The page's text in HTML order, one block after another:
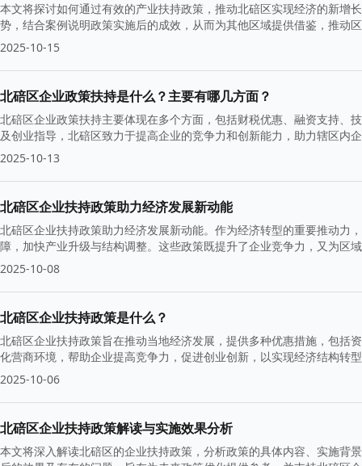
本文将探讨如何通过有效的产业扶持政策，推动北碚区实现经济的新增
势，结合案例说明政策实施后的成效，从而为其他区域提供借鉴，推动
2025-10-15
北碚区企业政策扶持是什么？主要有哪几方面？
北碚区企业政策扶持主要体现在多个方面，包括财税优惠、融资支持、
及创业指导，北碚区致力于提高企业的竞争力和创新能力，助力辖区内
2025-10-13
北碚区企业扶持政策助力经济发展新动能
北碚区企业扶持政策助力经济发展新动能。作为经济转型的重要推动力
障，加快产业升级与结构调整。这些政策既提升了企业竞争力，又为区
2025-10-08
北碚区企业扶持政策是什么？
北碚区企业扶持政策旨在推动当地经济发展，提供多种优惠措施，包括
化营商环境，帮助企业提高竞争力，促进创业创新，以实现经济结构转
2025-10-06
北碚区企业扶持政策解读与实施效果分析
本文将深入解读北碚区的企业扶持政策，分析政策的具体内容、实施背